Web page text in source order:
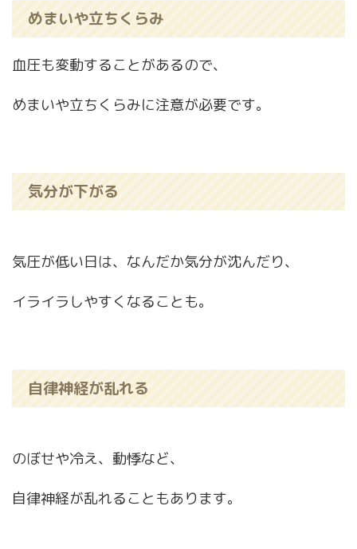
めまいや立ちくらみ
血圧も変動することがあるので、
めまいや立ちくらみに注意が必要です。
気分が下がる
気圧が低い日は、なんだか気分が沈んだり、
イライラしやすくなることも。
自律神経が乱れる
のぼせや冷え、動悸など、
自律神経が乱れることもあります。